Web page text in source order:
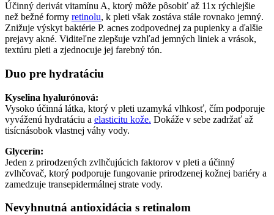
Účinný derivát vitamínu A, ktorý môže pôsobiť až 11x rýchlejšie
než bežné formy retinolu, k pleti však zostáva stále rovnako jemný.
Znižuje výskyt baktérie P. acnes zodpovednej za pupienky a ďalšie
prejavy akné. Viditeľne zlepšuje vzhľad jemných liniek a vrások,
textúru pleti a zjednocuje jej farebný tón.
Duo pre hydratáciu
Kyselina hyalurónová:
Vysoko účinná látka, ktorý v pleti uzamyká vlhkosť, čím podporuje
vyváženú hydratáciu a elasticitu kože. Dokáže v sebe zadržať až
tisícnásobok vlastnej váhy vody.
Glycerín:
Jeden z prirodzených zvlhčujúcich faktorov v pleti a účinný
zvlhčovač, ktorý podporuje fungovanie prirodzenej kožnej bariéry a
zamedzuje transepidermálnej strate vody.
Nevyhnutná antioxidácia s retinalom